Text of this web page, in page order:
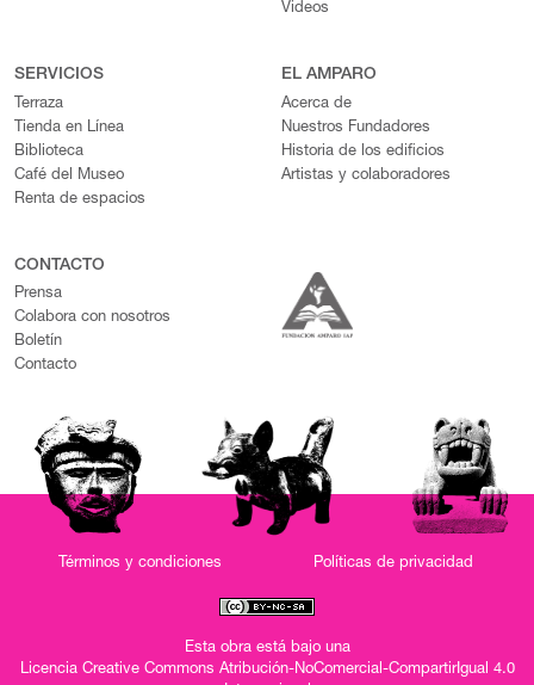
Videos
SERVICIOS
Terraza
Tienda en Línea
Biblioteca
Café del Museo
Renta de espacios
EL AMPARO
Acerca de
Nuestros Fundadores
Historia de los edificios
Artistas y colaboradores
CONTACTO
Prensa
Colabora con nosotros
Boletín
Contacto
Términos y condiciones Políticas de privacidad
Esta obra está bajo una
Licencia Creative Commons Atribución-NoComercial-CompartirIgual 4.0